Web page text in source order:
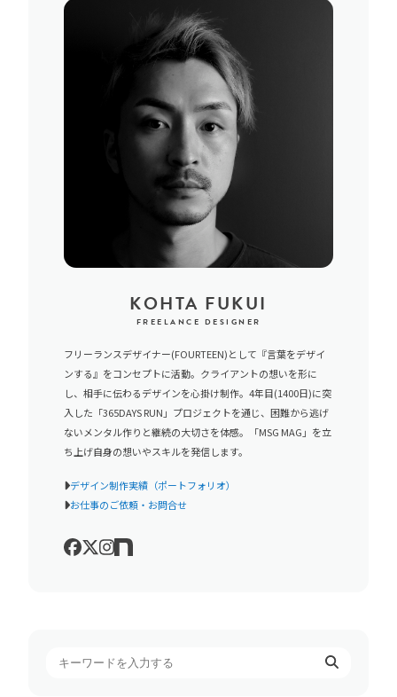
KOHTA FUKUI
FREELANCE DESIGNER
フリーランスデザイナー(FOURTEEN)として『言葉をデザイ
ンする』をコンセプトに活動。クライアントの想いを形に
し、相手に伝わるデザインを心掛け制作。4年目(1400日)に突
入した「365DAYS RUN」プロジェクトを通じ、困難から逃げ
ないメンタル作りと継続の大切さを体感。「MSG MAG」を立
ち上げ自身の想いやスキルを発信します。
デザイン制作実績（ポートフォリオ）
お仕事のご依頼・お問合せ